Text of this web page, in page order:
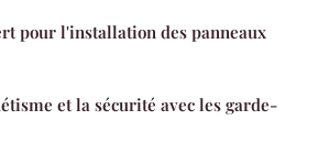
pour l'installation des panneaux
et la sécurité avec les garde-